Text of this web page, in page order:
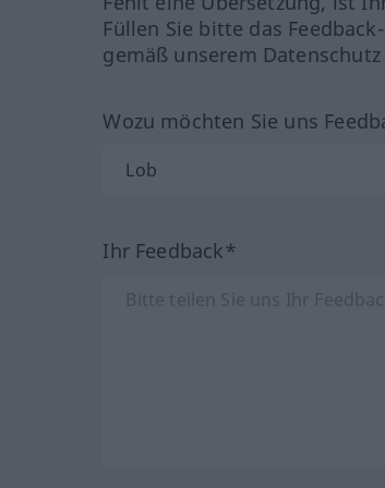
Füllen Sie bitte das
gemäß unserem
Wozu möchten Sie uns
Ihr Feedback*